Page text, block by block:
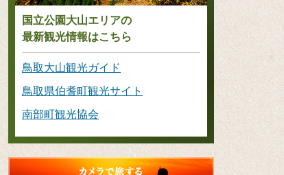
国立公園大山エリアの
最新観光情報はこちら
鳥取大山観光ガイド
鳥取県伯耆町観光サイト
南部町観光協会